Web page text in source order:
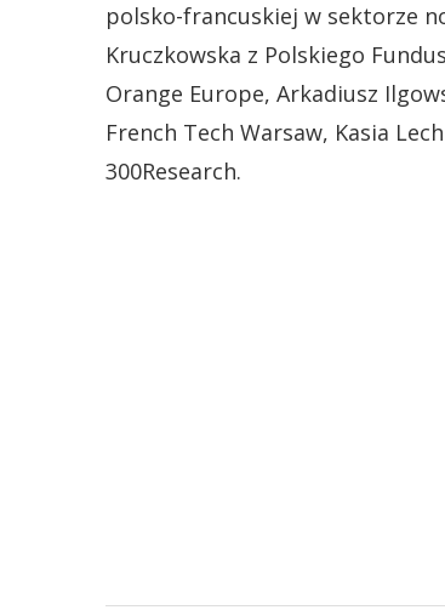
polsko-francuskiej w sektorze
Kruczkowska z Polskiego
Orange Europe, Arkadiusz
French Tech Warsaw, Kasia
300Research.